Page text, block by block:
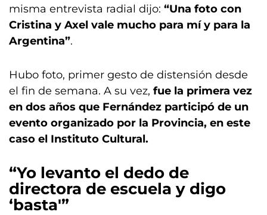
misma entrevista radial dijo: “Una foto con
Cristina y Axel vale mucho para mí y para la
Argentina”.
Hubo foto, primer gesto de distensión desde
el fin de semana. A su vez, fue la primera vez
en dos años que Fernández participó de un
evento organizado por la Provincia, en este
caso el Instituto Cultural.
“Yo levanto el dedo de
directora de escuela y digo
‘basta'”